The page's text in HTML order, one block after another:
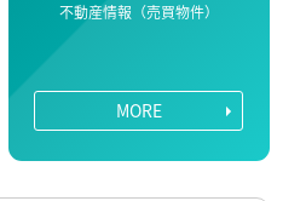
不動産情報（売買物件）
MORE